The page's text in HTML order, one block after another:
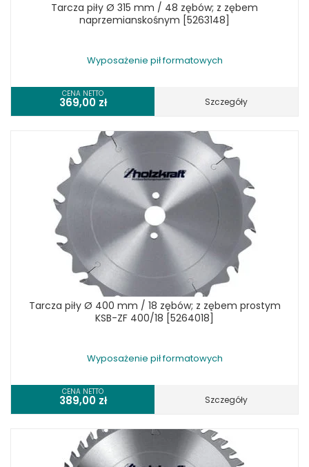
Tarcza piły Ø 315 mm / 48 zębów; z zębem
naprzemianskośnym [5263148]
Wyposażenie pił formatowych
CENA NETTO
369,00 zł Szczegóły
Tarcza piły Ø 400 mm / 18 zębów; z zębem prostym
KSB-ZF 400/18 [5264018]
Wyposażenie pił formatowych
CENA NETTO
389,00 zł Szczegóły